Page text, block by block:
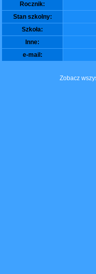
Rocznik:
Stan szkolny:
Szkoła:
Inne:
e-mail:
Zobacz